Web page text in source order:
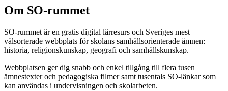
Om SO-rummet
SO-rummet är en gratis digital lärresurs och Sveriges mest
välsorterade webbplats för skolans samhällsorienterade ämnen:
historia, religionskunskap, geografi och samhällskunskap.
Webbplatsen ger dig snabb och enkel tillgång till flera tusen
ämnestexter och pedagogiska filmer samt tusentals SO-länkar som
kan användas i undervisningen och skolarbeten.